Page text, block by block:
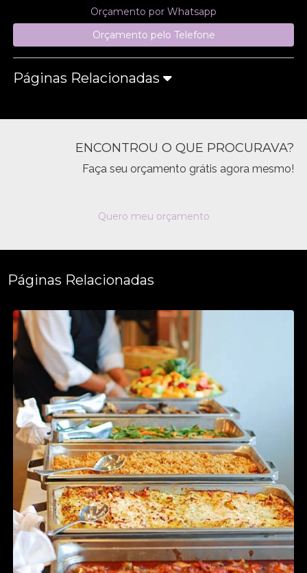
Orçamento por Whatsapp
Orçamento pelo Telefone
Páginas Relacionadas
ENCONTROU O QUE PROCURAVA?
Faça seu orçamento grátis agora mesmo!
Quero meu orçamento
Páginas Relacionadas